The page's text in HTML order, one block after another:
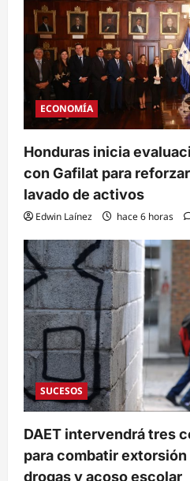
ECONOMÍA
Honduras inicia
con Gafilat para
lavado de activos
Edwin Laínez hace 6 horas
SUCESOS
DAET intervendrá tres
para combatir
drogas y acoso escolar